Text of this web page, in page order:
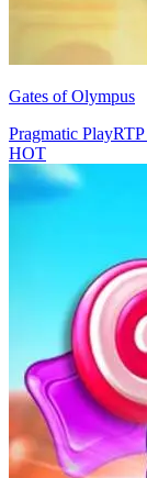
Gates of Olympus
Pragmatic PlayRTP
HOT